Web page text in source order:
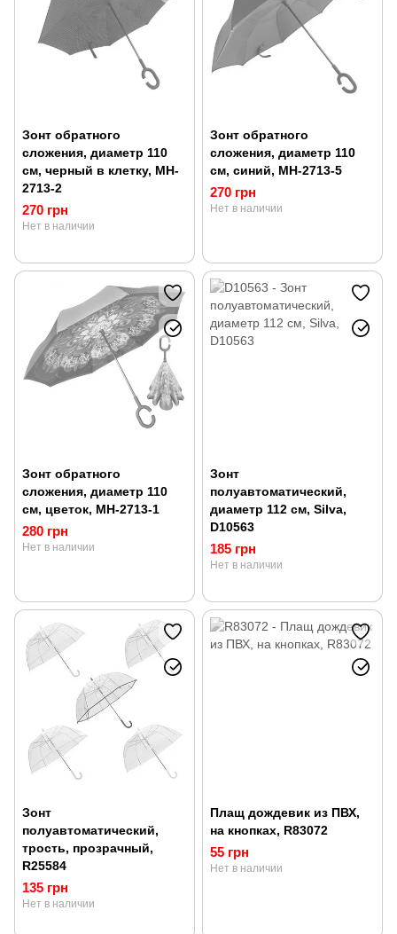
Зонт обратного
сложения, диаметр 110
см, черный в клетку, MH-
2713-2
270 грн
Нет в наличии
Зонт обратного
сложения, диаметр 110
см, синий, MH-2713-5
270 грн
Нет в наличии
Зонт обратного
сложения, диаметр 110
см, цветок, MH-2713-1
280 грн
Нет в наличии
Зонт
полуавтоматический,
диаметр 112 см, Silva,
D10563
185 грн
Нет в наличии
Зонт
полуавтоматический,
трость, прозрачный,
R25584
135 грн
Нет в наличии
Плащ дождевик из ПВХ,
на кнопках, R83072
55 грн
Нет в наличии